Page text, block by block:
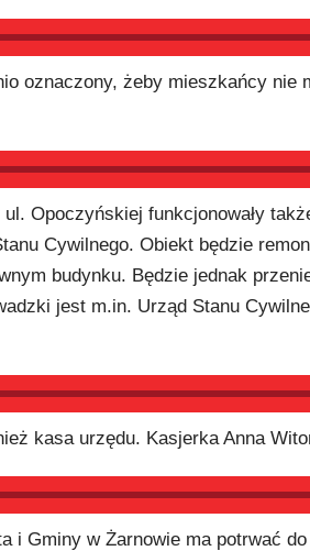
oznaczony, żeby mieszkańcy nie
Opoczyńskiej funkcjonowały
Cywilnego. Obiekt będzie
budynku. Będzie jednak
jest m.in. Urząd Stanu
kasa urzędu. Kasjerka Anna
i Gminy w Żarnowie ma potrwać